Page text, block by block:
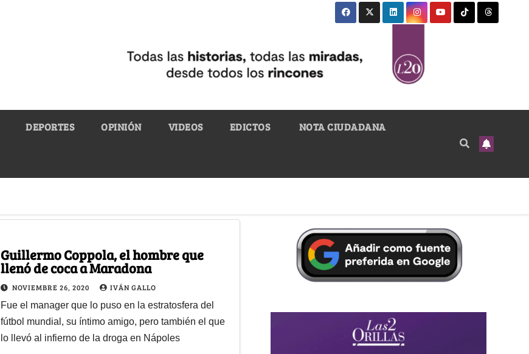
DEPORTES OPINIÓN VIDEOS EDICTOS NOTA CIUDADANA
Guillermo Coppola, el hombre que
llenó de coca a Maradona
NOVIEMBRE 26, 2020 IVÁN GALLO
Fue el manager que lo puso en la estratosfera del
fútbol mundial, su íntimo amigo, pero también el que
lo llevó al infierno de la droga en Nápoles